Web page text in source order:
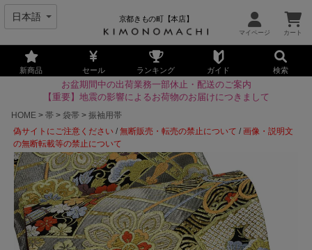
京都きもの町【本店】
新商品 セール ランキング ガイド 検索
お盆期間中の出荷業務一部休止・配送のご案内
【重要】地震の影響によるお荷物のお届けにつきまして
HOME
帯 袋帯
振袖用帯
偽サイトにご注意ください /無断販売・転売の禁止について /画像・説明文
の無断転載等の禁止について